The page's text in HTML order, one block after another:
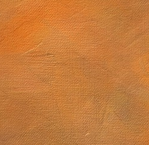
de 2025 (2 láminas)